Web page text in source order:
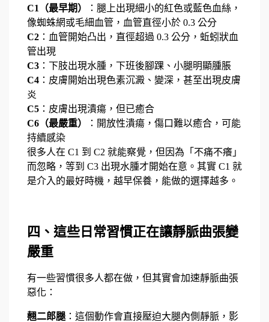
C1（最早期）
：腿上出現細小的紅色或藍色血絲，
像蜘蛛網或毛細血管，血管直徑小於 0.3 公分
C2 ：血管開始凸出，直徑超過 0.3 公分，蚯蚓狀血
管出現
C3 ：下肢出現水腫，下班後腳踝、小腿明顯腫脹
C4 ：皮膚開始出現色素沉澱、變深，甚至出現皮膚
炎
C5 ：皮膚出現潰瘍，但已癒合
C6（最嚴重）
：開放性潰瘍，傷口難以癒合，可能
持續感染
很多人在 C1 到 C2 就能察覺，但因為「不痛不癢」
而忽略，等到 C3 出現水腫才開始在意。其實 C1 就
是介入的最好時機，越早保養，能做的選擇越多。
四、這些日常習慣正在讓靜脈曲張變
嚴重
有一些習慣很多人都在做，但其實會加速靜脈曲張
惡化：
翹二郎腿 ：這個動作會直接壓迫大腿內側靜脈，影